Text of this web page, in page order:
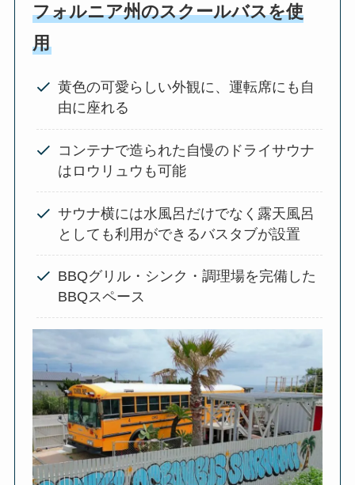
フォルニア州のスクールバスを使
用
黄色の可愛らしい外観に、運転席にも自
由に座れる
コンテナで造られた自慢のドライサウナ
はロウリュウも可能
サウナ横には水風呂だけでなく露天風呂
としても利用ができるバスタブが設置
BBQグリル・シンク・調理場を完備した
BBQスペース